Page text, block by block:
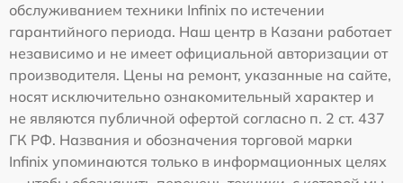
обслуживанием техники Infinix по истечении
гарантийного периода. Наш центр в Казани работает
независимо и не имеет официальной авторизации от
производителя. Цены на ремонт, указанные на сайте,
носят исключительно ознакомительный характер и
не являются публичной офертой согласно п. 2 ст. 437
ГК РФ. Названия и обозначения торговой марки
Infinix упоминаются только в информационных целях